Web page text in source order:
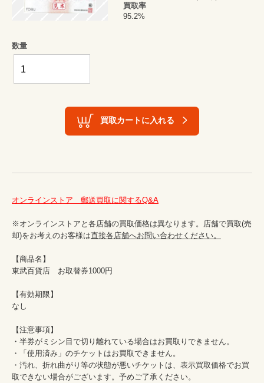
買取率
95.2%
数量
買取カートに入れる
オンラインストア　郵送買取に関するQ&A
※オンラインストアと各店舗の買取価格は異なります。店舗で買取(売
却)をお考えのお客様は直接各店舗へお問い合わせください。
【商品名】
東武百貨店　お取替券1000円
【有効期限】
なし
【注意事項】
・半券がミシン目で切り離れている場合はお買取りできません。
・「使用済み」のチケットはお買取できません。
・汚れ、折れ曲がり等の状態が悪いチケットは、表示買取価格でお買
取できない場合がございます。予めご了承ください。